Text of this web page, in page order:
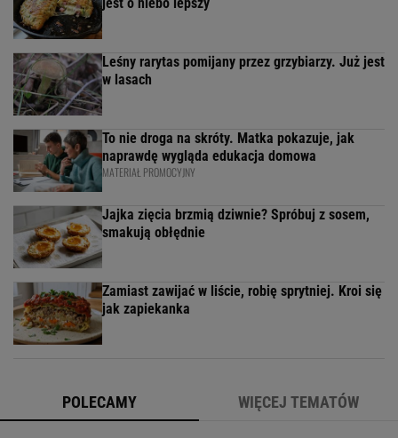
Leśny rarytas pomijany przez grzybiarzy. Już jest
w lasach
To nie droga na skróty. Matka pokazuje, jak
naprawdę wygląda edukacja domowa
MATERIAŁ PROMOCYJNY
Jajka zięcia brzmią dziwnie? Spróbuj z sosem,
smakują obłędnie
Zamiast zawijać w liście, robię sprytniej. Kroi się
jak zapiekanka
POLECAMY WIĘCEJ TEMATÓW